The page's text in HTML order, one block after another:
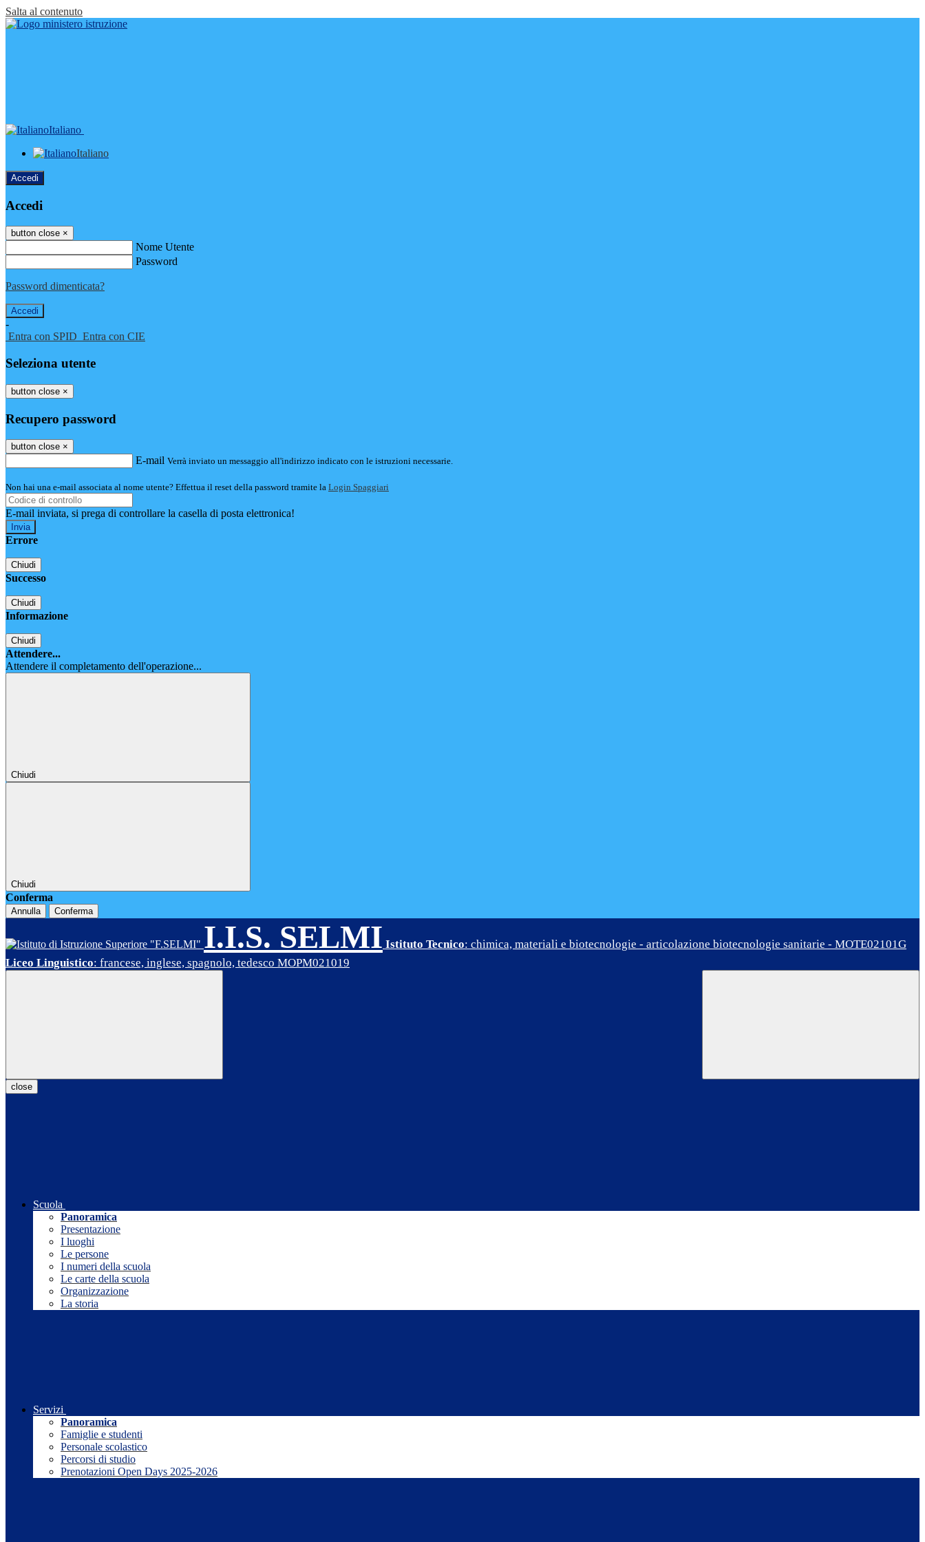
Salta al contenuto
Italiano
Italiano
Accedi
Accedi
button close ×
Nome Utente
Password
Password dimenticata?
-
Entra con SPID Entra con CIE
Seleziona utente
button close ×
Recupero password
button close ×
E-mail Verrà inviato un messaggio all'indirizzo indicato con le istruzioni necessarie.
Non hai una e-mail associata al nome utente? Effettua il reset della password tramite la Login Spaggiari
E-mail inviata, si prega di controllare la casella di posta elettronica!
Errore
Chiudi
Successo
Chiudi
Informazione
Chiudi
Attendere...
Attendere il completamento dell'operazione...
Chiudi
Chiudi
Conferma
Annulla Conferma
I.I.S. SELMI Istituto Tecnico: chimica, materiali e biotecnologie - articolazione biotecnologie sanitarie - MOTE02101G
Liceo Linguistico: francese, inglese, spagnolo, tedesco MOPM021019
close
Scuola
Panoramica
Presentazione
I luoghi
Le persone
I numeri della scuola
Le carte della scuola
Organizzazione
La storia
Servizi
Panoramica
Famiglie e studenti
Personale scolastico
Percorsi di studio
Prenotazioni Open Days 2025-2026